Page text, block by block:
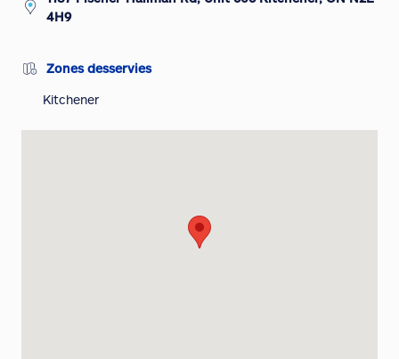
4H9
Zones desservies
Kitchener